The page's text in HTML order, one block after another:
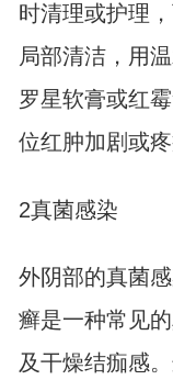
时清理或护理
局部清洁，用
罗星软膏或红
位红肿加剧或
2真菌感染
外阴部的真菌
癣是一种常见
及干燥结痂感